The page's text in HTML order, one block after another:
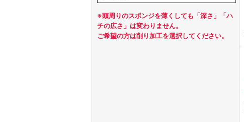
※頭周りのスポンジを薄くしても「深さ」「ハ
チの広さ」は変わりません。
ご希望の方は削り加工を選択してください。